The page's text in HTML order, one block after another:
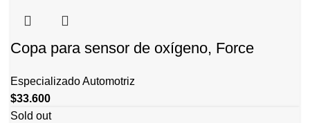
Copa para sensor de oxígeno, Force
Especializado Automotriz
$33.600
Sold out